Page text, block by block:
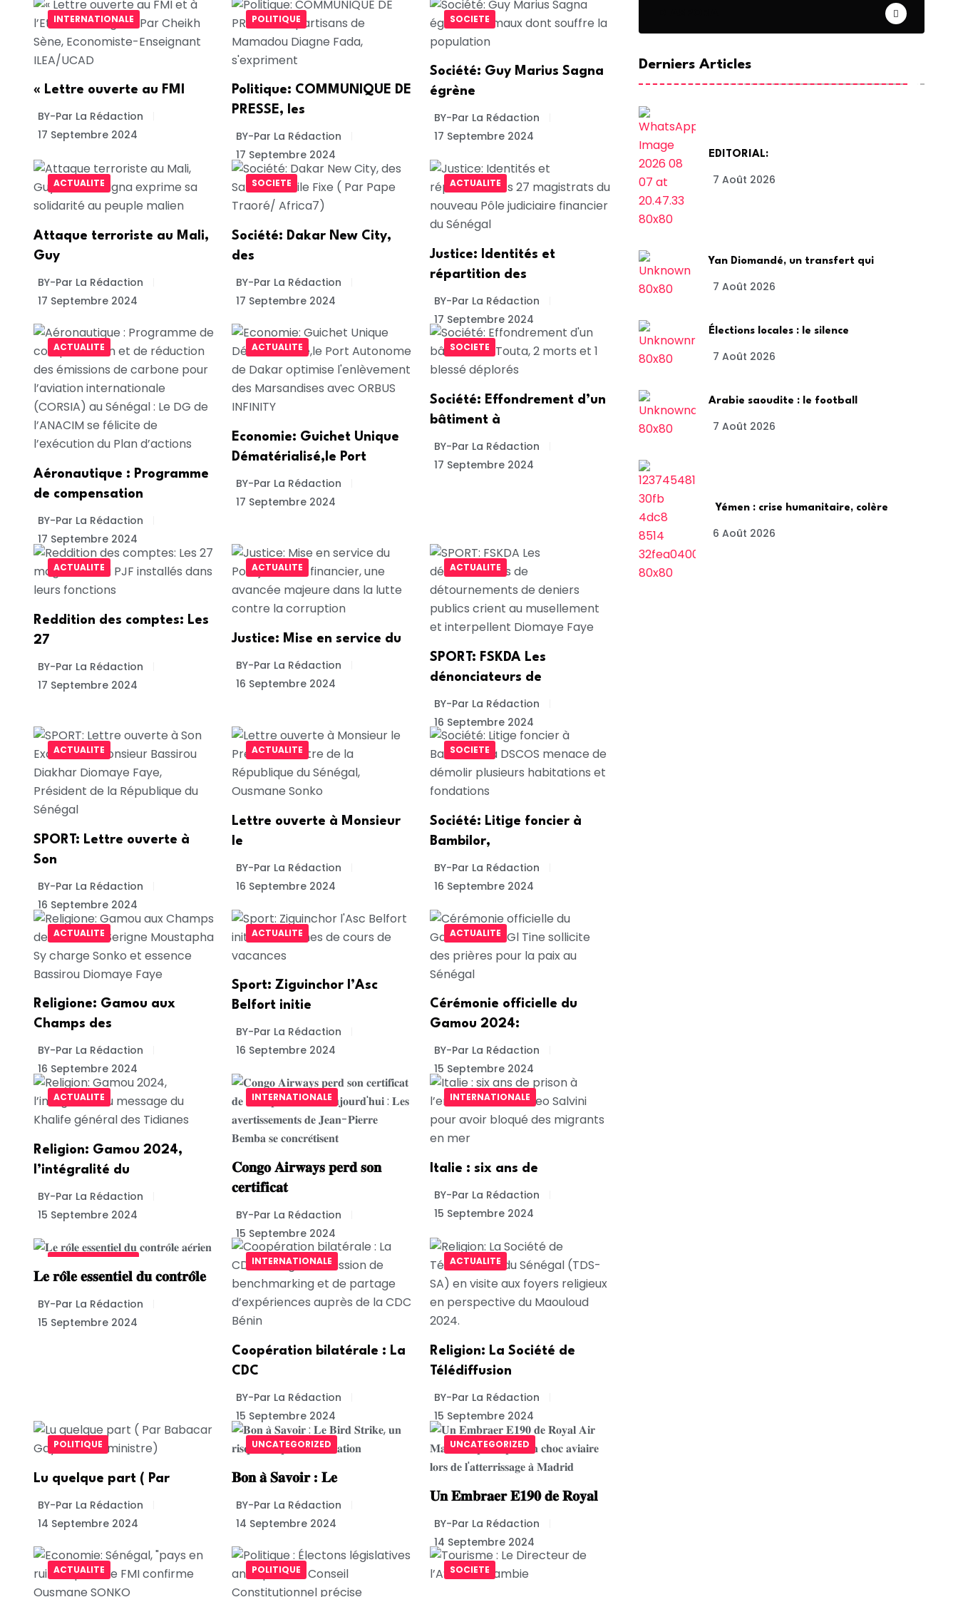
INTERNATIONALE
« Lettre ouverte au FMI
BY-Par La Rédaction
17 Septembre 2024
POLITIQUE
Politique: COMMUNIQUE DE
PRESSE, les
BY-Par La Rédaction
17 Septembre 2024
SOCIETE
Société: Guy Marius Sagna
égrène
BY-Par La Rédaction
17 Septembre 2024
ACTUALITE
Attaque terroriste au Mali,
Guy
BY-Par La Rédaction
17 Septembre 2024
SOCIETE
Société: Dakar New City,
des
BY-Par La Rédaction
17 Septembre 2024
ACTUALITE
Justice: Identités et
répartition des
BY-Par La Rédaction
17 Septembre 2024
ACTUALITE
Aéronautique : Programme
de compensation
BY-Par La Rédaction
17 Septembre 2024
ACTUALITE
Economie: Guichet Unique
Dématérialisé,le Port
BY-Par La Rédaction
17 Septembre 2024
SOCIETE
Société: Effondrement d’un
bâtiment à
BY-Par La Rédaction
17 Septembre 2024
ACTUALITE
Reddition des comptes: Les
27
BY-Par La Rédaction
17 Septembre 2024
ACTUALITE
Justice: Mise en service du
BY-Par La Rédaction
16 Septembre 2024
ACTUALITE
SPORT: FSKDA Les
dénonciateurs de
BY-Par La Rédaction
16 Septembre 2024
ACTUALITE
SPORT: Lettre ouverte à
Son
BY-Par La Rédaction
16 Septembre 2024
ACTUALITE
Lettre ouverte à Monsieur
le
BY-Par La Rédaction
16 Septembre 2024
SOCIETE
Société: Litige foncier à
Bambilor,
BY-Par La Rédaction
16 Septembre 2024
ACTUALITE
Religione: Gamou aux
Champs des
BY-Par La Rédaction
16 Septembre 2024
ACTUALITE
Sport: Ziguinchor l’Asc
Belfort initie
BY-Par La Rédaction
16 Septembre 2024
ACTUALITE
Cérémonie officielle du
Gamou 2024:
BY-Par La Rédaction
15 Septembre 2024
ACTUALITE
Religion: Gamou 2024,
l’intégralité du
BY-Par La Rédaction
15 Septembre 2024
INTERNATIONALE
𝐂𝐨𝐧𝐠𝐨 𝐀𝐢𝐫𝐰𝐚𝐲𝐬 𝐩𝐞𝐫𝐝 𝐬𝐨𝐧
𝐜𝐞𝐫𝐭𝐢𝐟𝐢𝐜𝐚𝐭
BY-Par La Rédaction
15 Septembre 2024
INTERNATIONALE
Italie : six ans de
BY-Par La Rédaction
15 Septembre 2024
𝐋𝐞 𝐫𝐨̂𝐥𝐞 𝐞𝐬𝐬𝐞𝐧𝐭𝐢𝐞𝐥 𝐝𝐮 𝐜𝐨𝐧𝐭𝐫𝐨̂𝐥𝐞
BY-Par La Rédaction
15 Septembre 2024
INTERNATIONALE
Coopération bilatérale : La
CDC
BY-Par La Rédaction
15 Septembre 2024
ACTUALITE
Religion: La Société de
Télédiffusion
BY-Par La Rédaction
15 Septembre 2024
POLITIQUE
Lu quelque part ( Par
BY-Par La Rédaction
14 Septembre 2024
UNCATEGORIZED
𝐁𝐨𝐧 𝐚̀ 𝐒𝐚𝐯𝐨𝐢𝐫 : 𝐋𝐞
BY-Par La Rédaction
14 Septembre 2024
UNCATEGORIZED
𝐔𝐧 𝐄𝐦𝐛𝐫𝐚𝐞𝐫 𝐄𝟏𝟗𝟎 𝐝𝐞 𝐑𝐨𝐲𝐚𝐥
BY-Par La Rédaction
14 Septembre 2024
ACTUALITE POLITIQUE SOCIETE
Derniers Articles
EDITORIAL:
7 Août 2026
Yan Diomandé, un transfert qui
7 Août 2026
Élections locales : le silence
7 Août 2026
Arabie saoudite : le football
7 Août 2026
Yémen : crise humanitaire, colère
6 Août 2026